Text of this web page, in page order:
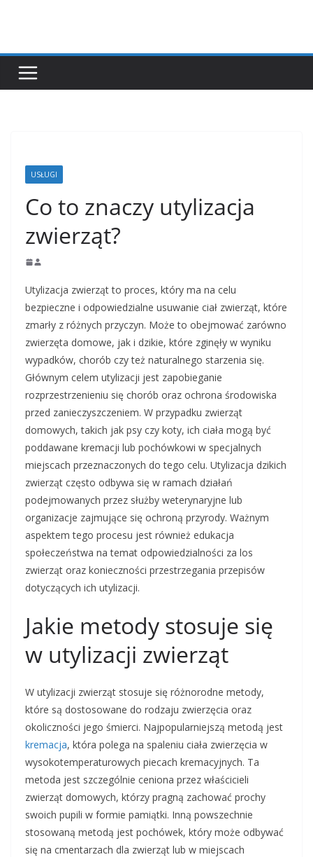
USŁUGI
Co to znaczy utylizacja
zwierząt?
Utylizacja zwierząt to proces, który ma na celu
bezpieczne i odpowiedzialne usuwanie ciał zwierząt, które
zmarły z różnych przyczyn. Może to obejmować zarówno
zwierzęta domowe, jak i dzikie, które zginęły w wyniku
wypadków, chorób czy też naturalnego starzenia się.
Głównym celem utylizacji jest zapobieganie
rozprzestrzenieniu się chorób oraz ochrona środowiska
przed zanieczyszczeniem. W przypadku zwierząt
domowych, takich jak psy czy koty, ich ciała mogą być
poddawane kremacji lub pochówkowi w specjalnych
miejscach przeznaczonych do tego celu. Utylizacja dzikich
zwierząt często odbywa się w ramach działań
podejmowanych przez służby weterynaryjne lub
organizacje zajmujące się ochroną przyrody. Ważnym
aspektem tego procesu jest również edukacja
społeczeństwa na temat odpowiedzialności za los
zwierząt oraz konieczności przestrzegania przepisów
dotyczących ich utylizacji.
Jakie metody stosuje się
w utylizacji zwierząt
W utylizacji zwierząt stosuje się różnorodne metody,
które są dostosowane do rodzaju zwierzęcia oraz
okoliczności jego śmierci. Najpopularniejszą metodą jest
kremacja, która polega na spaleniu ciała zwierzęcia w
wysokotemperaturowych piecach kremacyjnych. Ta
metoda jest szczególnie ceniona przez właścicieli
zwierząt domowych, którzy pragną zachować prochy
swoich pupili w formie pamiątki. Inną powszechnie
stosowaną metodą jest pochówek, który może odbywać
się na cmentarzach dla zwierząt lub w miejscach